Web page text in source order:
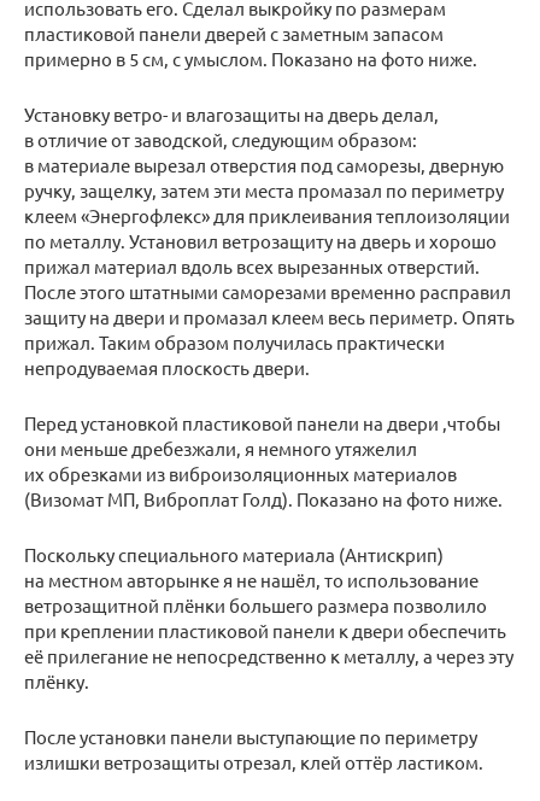
использовать его. Сделал выкройку по размерам
пластиковой панели дверей с заметным запасом
примерно в 5 см, с умыслом. Показано на фото ниже.
Установку ветро- и влагозащиты на дверь делал,
в отличие от заводской, следующим образом:
в материале вырезал отверстия под саморезы, дверную
ручку, защелку, затем эти места промазал по периметру
клеем «Энергофлекс» для приклеивания теплоизоляции
по металлу. Установил ветрозащиту на дверь и хорошо
прижал материал вдоль всех вырезанных отверстий.
После этого штатными саморезами временно расправил
защиту на двери и промазал клеем весь периметр. Опять
прижал. Таким образом получилась практически
непродуваемая плоскость двери.
Перед установкой пластиковой панели на двери ,чтобы
они меньше дребезжали, я немного утяжелил
их обрезками из виброизоляционных материалов
(Визомат МП, Виброплат Голд). Показано на фото ниже.
Поскольку специального материала (Антискрип)
на местном авторынке я не нашёл, то использование
ветрозащитной плёнки большего размера позволило
при креплении пластиковой панели к двери обеспечить
её прилегание не непосредственно к металлу, а через эту
плёнку.
После установки панели выступающие по периметру
излишки ветрозащиты отрезал, клей оттёр ластиком.